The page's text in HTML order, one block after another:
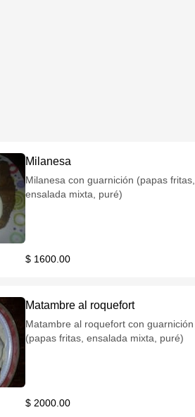
Milanesa
Milanesa con guarnición (papas fritas,
ensalada mixta, puré)
$ 1600.00
Matambre al roquefort
Matambre al roquefort con guarnición
(papas fritas, ensalada mixta, puré)
$ 2000.00